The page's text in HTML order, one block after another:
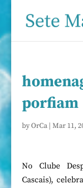
porfiam
byOrCa| Mar 11,
No Clube
Cascais),